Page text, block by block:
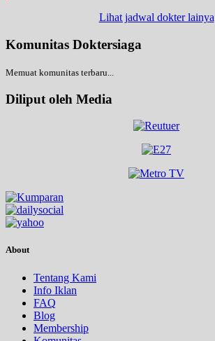
Lihat jadwal dokter lainya
Komunitas Doktersiaga
Memuat komunitas terbaru...
Diliput oleh Media
About
Tentang Kami
Info Iklan
FAQ
Blog
Membership